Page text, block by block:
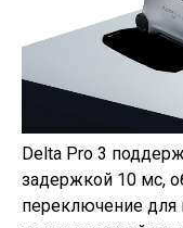
Delta Pro 3
задержкой 10 мс,
переключение для